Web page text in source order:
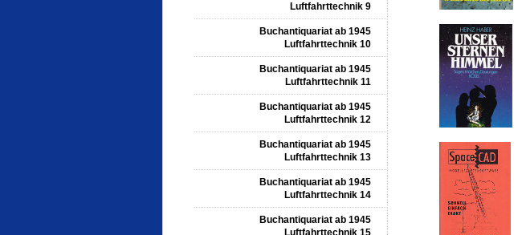
Luftfahrttechnik 9
Buchantiquariat ab 1945
Luftfahrttechnik 10
Buchantiquariat ab 1945
Luftfahrttechnik 11
Buchantiquariat ab 1945
Luftfahrttechnik 12
Buchantiquariat ab 1945
Luftfahrttechnik 13
Buchantiquariat ab 1945
Luftfahrttechnik 14
Buchantiquariat ab 1945
Luftfahrttechnik 15